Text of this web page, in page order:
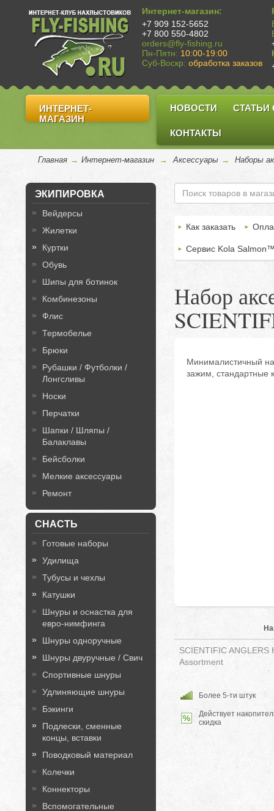
Интернет-магазин:
+7 909 152-5652
+7 800 550-4802
orders@fly-fishing.ru
Пн-Пятн: 10:00-19:00
Суб-Воскр: обработка заказов
ИНТЕРНЕТ-
МАГАЗИН
НОВОСТИ СТАТЬИ
КОНТАКТЫ
Главная → Интернет-магазин → Аксессуары → Наборы
ЭКИПИРОВКА
Вейдерсы
Жилетки
Куртки
Обувь
Шипы для ботинок
Комбинезоны
Флис
Термобелье
Брюки
Рубашки / Футболки /
Лонгсливы
Носки
Перчатки
Шапки / Шляпы /
Балаклавы
Бейсболки
Мелкие аксессуары
Ремонт
СНАСТЬ
Готовые наборы
Удилища
Тубусы и чехлы
Катушки
Шнуры и оснастка для
евро-нимфинга
Шнуры одноручные
Шнуры двуручные / Свич
Спортивные шнуры
Удлиняющие шнуры
Бэкинги
Подлески, сменные
концы, вставки
Поводковый материал
Колечки
Коннекторы
Вспомогательные
Как заказать
Сервис Kola
Набор
Минималистичный
зажим, стандартные
SCIENTIFIC ANGLERS
Assortment
Более 5-ти штук
Действует
скидка